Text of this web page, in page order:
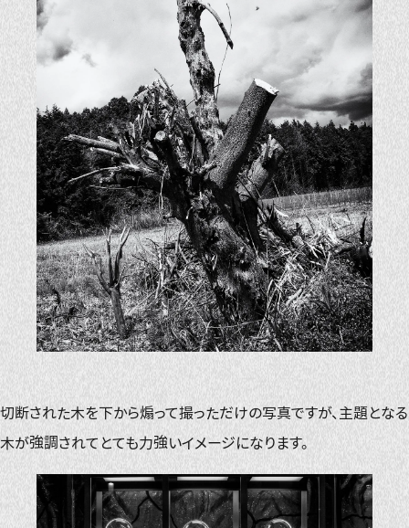
切断された木を下から煽って撮っただけの写真ですが、主題となる
木が強調されてとても力強いイメージになります。